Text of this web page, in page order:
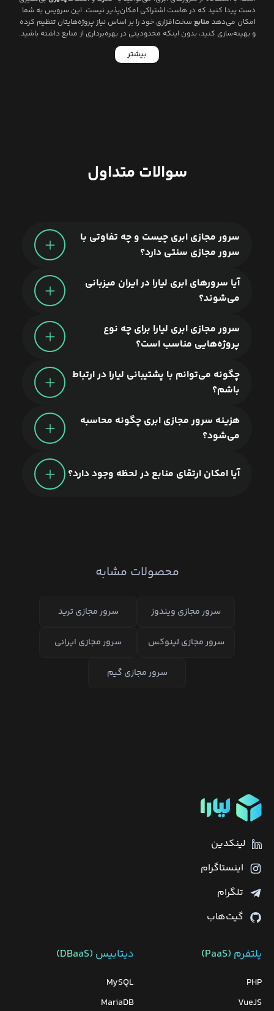
دست پیدا کنید که در هاست اشتراکی امکان‌پذیر نیست. این سرویس به شما
امکان می‌دهد منابعسخت‌افزاری خود را بر اساس نیاز پروژه‌هایتان تنظیم کرده
و بهینه‌سازی کنید، بدون اینکه محدودیتی در بهره‌برداری از منابع داشته باشید.
بیشتر
سوالات متداول
سرور مجازی ابری چیست و چه تفاوتی با
سرور مجازی سنتی دارد؟
آیا سرورهای ابری لیارا در ایران میزبانی
می‌شوند؟
سرور مجازی ابری لیارا برای چه نوع
پروژه‌هایی مناسب است؟
چگونه می‌توانم با پشتیبانی لیارا در ارتباط
باشم؟
هزینه سرور مجازی ابری چگونه محاسبه
می‌شود؟
آیا امکان ارتقای منابع در لحظه وجود دارد؟
محصولات مشابه
سرور مجازی ویندوز سرور مجازی ترید
سرور مجازی لینوکس سرور مجازی ایرانی
سرور مجازی گیم
لینکدین
اینستاگرام
تلگرام
گیت‌هاب
پلتفرم (PaaS)
PHP
VueJS
دیتابیس‌ (DBaaS)
MySQL
MariaDB